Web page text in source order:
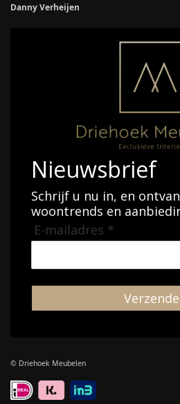
Danny Verheijen
Nieuwsbrief
Schrijf u nu in, en
woontrends en
E-mailadres *
© Driehoek Meubelen